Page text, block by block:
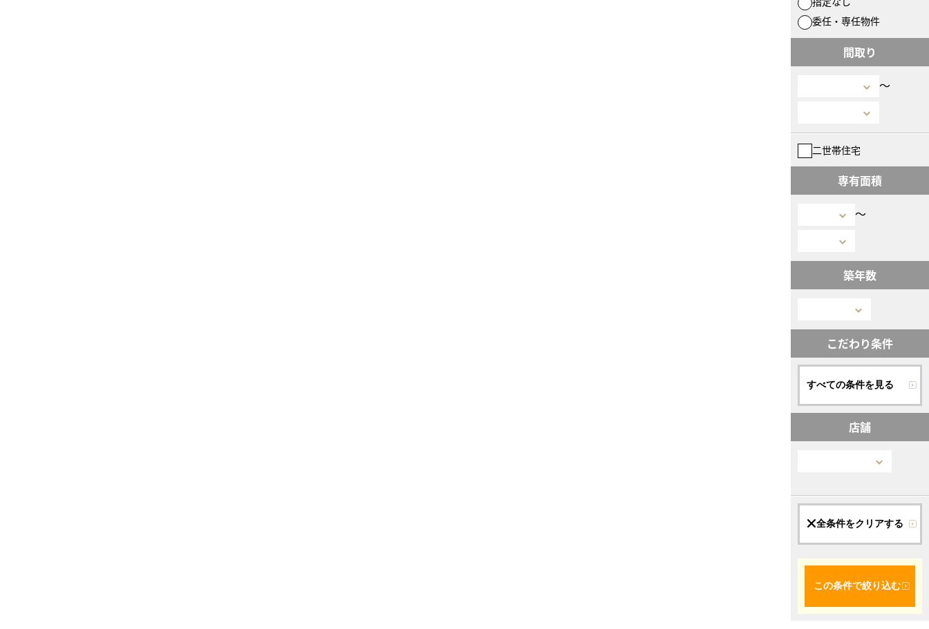
委任・専任物件
間取り
〜
二世帯住宅
専有面積
〜
築年数
こだわり条件
すべての条件を見る
店舗
全条件をクリアする
この条件で絞り込む